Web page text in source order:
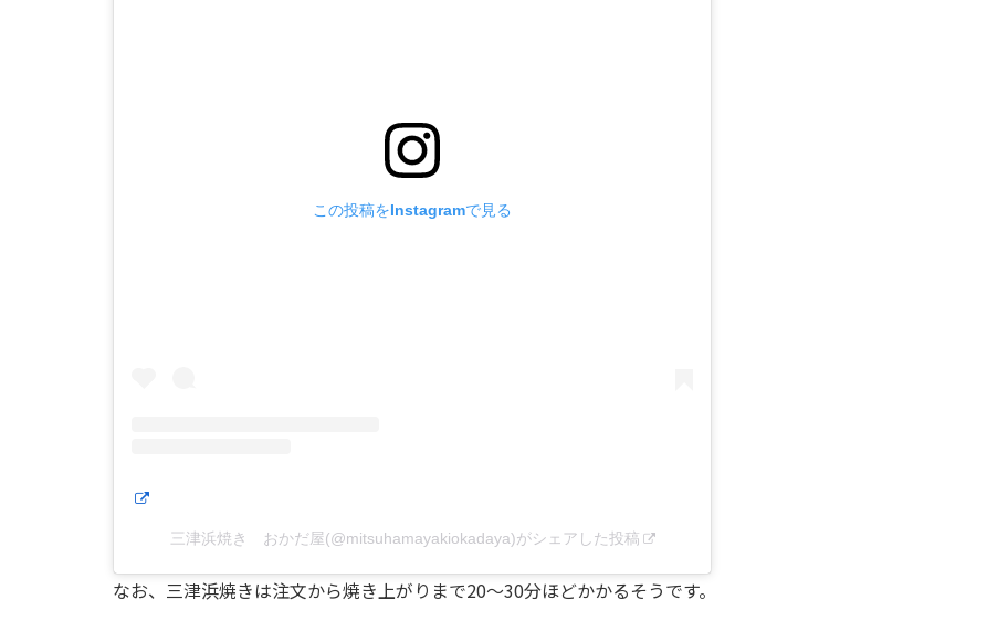
この投稿をInstagramで見る
三津浜焼き おかだ屋(@mitsuhamayakiokadaya)がシェアした投稿
なお、三津浜焼きは注文から焼き上がりまで20〜30分ほどかかるそうです。